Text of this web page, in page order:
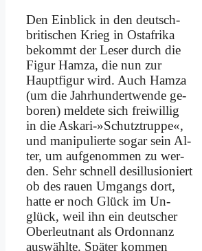
Den Ein­blick in den deutsch-
bri­ti­schen Krieg in Ost­afri­ka
be­kommt der Le­ser durch die
Fi­gur Ham­za, die nun zur
Haupt­fi­gur wird. Auch Ham­za
(um die Jahr­hun­dert­wen­de ge­
bo­ren) mel­de­te sich frei­wil­lig
in die Askari-»Schutztruppe«,
und ma­ni­pu­lier­te so­gar sein Al­
ter, um auf­ge­nom­men zu wer­
den. Sehr schnell des­il­lu­sio­niert
ob des rau­en Um­gangs dort,
hat­te er noch Glück im Un­
glück, weil ihn ein deut­scher
Ober­leut­nant als Or­don­nanz
aus­wähl­te. Spä­ter kom­men